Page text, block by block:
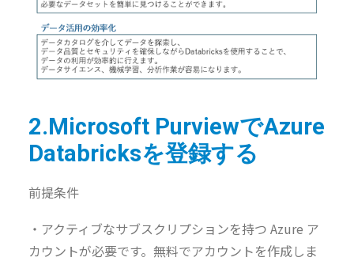
2.Microsoft PurviewでAzure
Databricksを登録する
前提条件
・アクティブなサブスクリプションを持つ Azure ア
カウントが必要です。無料でアカウントを作成しま